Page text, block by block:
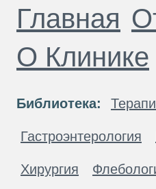
Главная
О Клинике
Библиотека:
Гастроэнтерология
Хирургия